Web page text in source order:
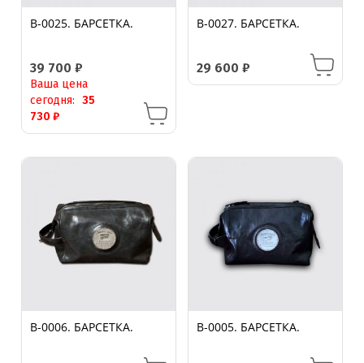
B-0025. БАРСЕТКА.
39 700₽
Ваша цена
сегодня:
35
730₽
B-0027. БАРСЕТКА.
29 600 ₽
B-0006. БАРСЕТКА. B-0005. БАРСЕТКА.